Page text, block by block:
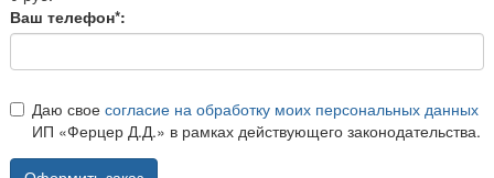
Ваш телефон*:
Даю свое согласие на обработку моих персональных данных
ИП «Ферцер Д.Д.» в рамках действующего законодательства.